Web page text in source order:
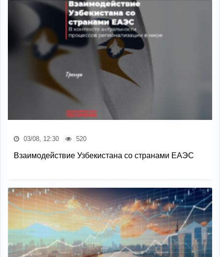
03/08, 12:30 520
Взаимодействие Узбекистана со странами ЕАЭС